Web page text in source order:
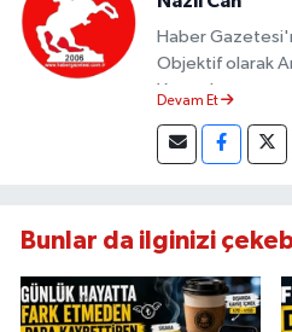
Haber
Objektif olarak
Yapmaktayım.
Devam Et
Bunlar da ilginizi